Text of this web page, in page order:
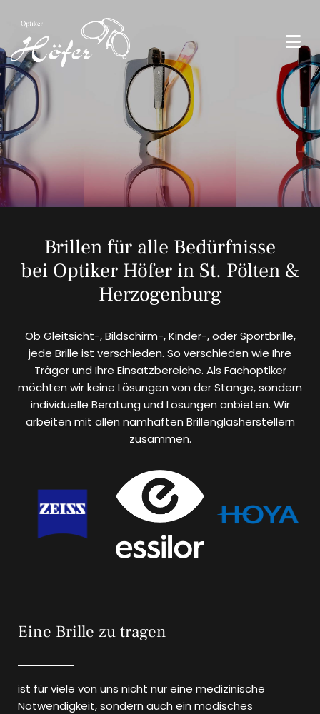
Brillen für alle Bedürfnisse
bei Optiker Höfer in St. Pölten &
Herzogenburg
Ob Gleitsicht-, Bildschirm-, Kinder-, oder Sportbrille,
jede Brille ist verschieden. So verschieden wie Ihre
Träger und Ihre Einsatzbereiche. Als Fachoptiker
möchten wir keine Lösungen von der Stange, sondern
individuelle Beratung und Lösungen anbieten. Wir
arbeiten mit allen namhaften Brillenglasherstellern
zusammen.
Eine Brille zu tragen
ist für viele von uns nicht nur eine medizinische
Notwendigkeit, sondern auch ein modisches